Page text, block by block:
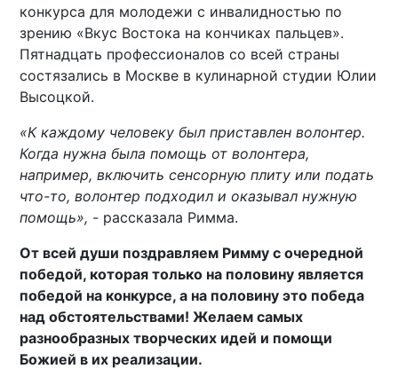
конкурса для молодежи с инвалидностью по
зрению «Вкус Востока на кончиках пальцев».
Пятнадцать профессионалов со всей страны
состязались в Москве в кулинарной студии Юлии
Высоцкой.
«К каждому человеку был приставлен волонтер.
Когда нужна была помощь от волонтера,
например, включить сенсорную плиту или подать
что-то, волонтер подходил и оказывал нужную
помощь», - рассказала Римма.
От всей души поздравляем Римму с очередной
победой, которая только на половину является
победой на конкурсе, а на половину это победа
над обстоятельствами! Желаем самых
разнообразных творческих идей и помощи
Божией в их реализации.